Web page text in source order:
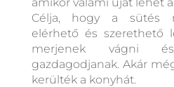
Célja, hogy a sütés
elérhető és szerethető
merjenek vágni és
gazdagodjanak. Akár
kerülték a konyhát.